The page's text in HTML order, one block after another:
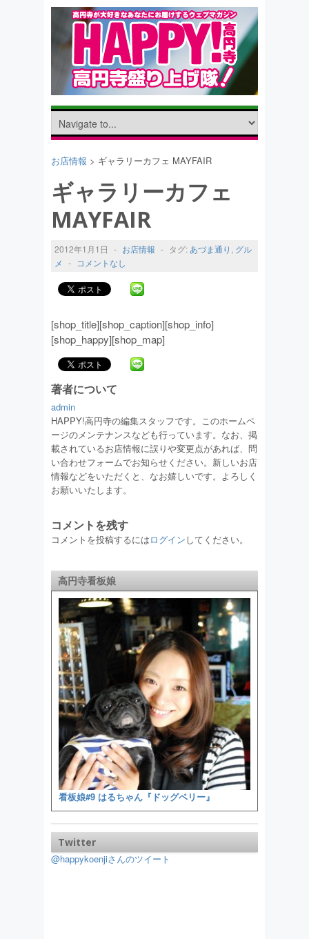
お店情報 > ギャラリーカフェ MAYFAIR
ギャラリーカフェ
MAYFAIR
2012年1月1日 - お店情報 - タグ: あづま通り , グル
メ - コメントなし
[shop_title][shop_caption][shop_info]
[shop_happy][shop_map]
著者について
admin
HAPPY!高円寺の編集スタッフです。このホームペ
ージのメンテナンスなども行っています。なお、掲
載されているお店情報に誤りや変更点があれば、問
い合わせフォームでお知らせください。新しいお店
情報などをいただくと、なお嬉しいです。よろしく
お願いいたします。
コメントを残す
コメントを投稿するにはログインしてください。
高円寺看板娘
看板娘#9 はるちゃん『ドッグベリー』
Twitter
@happykoenjiさんのツイート